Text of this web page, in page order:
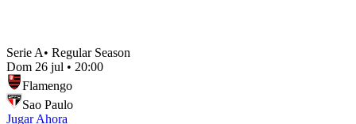
Serie A• Regular Season
Dom 26 jul • 20:00
Flamengo
Sao Paulo
Jugar Ahora